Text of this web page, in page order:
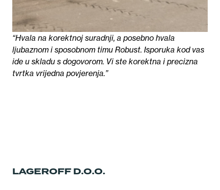
“Hvala na korektnoj suradnji, a posebno hvala
ljubaznom i sposobnom timu Robust. Isporuka kod vas
ide u skladu s dogovorom. Vi ste korektna i precizna
tvrtka vrijedna povjerenja.”
LAGEROFF D.O.O.